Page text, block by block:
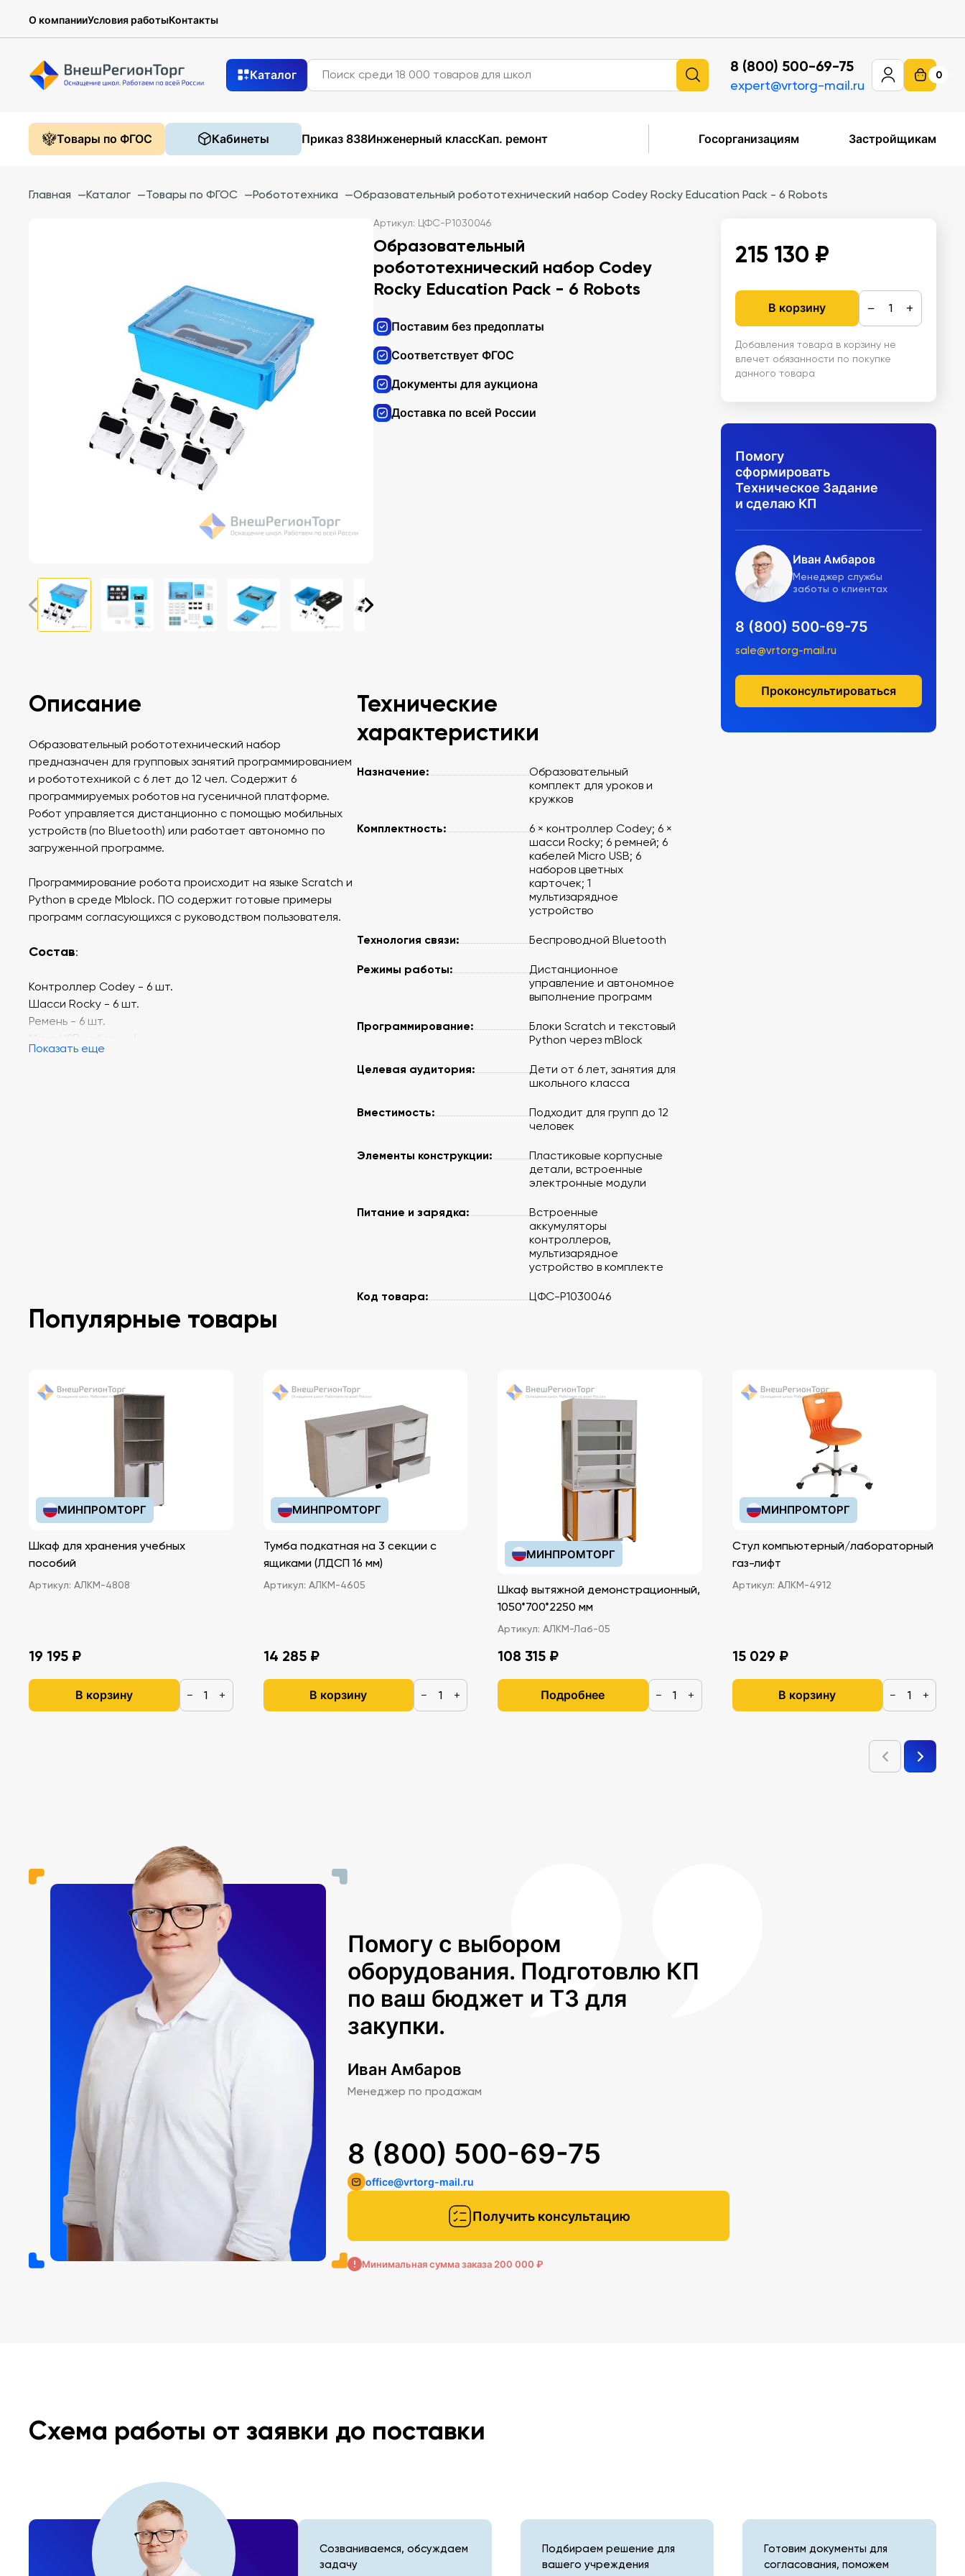
О компанииУсловия работыКонтакты
Каталог 8 (800) 500-69-75
expert@vrtorg-mail.ru
0
Товары по ФГОС Кабинеты Приказ 838Инженерный классКап. ремонт Госорганизациям Застройщикам
Главная —Каталог —Товары по ФГОС —Робототехника —Образовательный робототехнический набор Codey Rocky Education Pack - 6 Robots
Артикул: ЦФС-P1030046
Образовательный
робототехнический набор Codey
Rocky Education Pack - 6 Robots
Поставим без предоплаты
Соответствует ФГОС
Документы для аукциона
Доставка по всей России
215 130 ₽
В корзину − +
Добавления товара в корзину не
влечет обязанности по покупке
данного товара
Помогу
сформировать
Техническое Задание
и сделаю КП
Иван Амбаров
Менеджер службы
заботы о клиентах
8 (800) 500-69-75
sale@vrtorg-mail.ru
Проконсультироваться
Описание
Образовательный робототехнический набор
предназначен для групповых занятий программированием
и робототехникой с 6 лет до 12 чел. Содержит 6
программируемых роботов на гусеничной платформе.
Робот управляется дистанционно с помощью мобильных
устройств (по Bluetooth) или работает автономно по
загруженной программе.
Программирование робота происходит на языке Scratch и
Python в среде Mblock. ПО содержит готовые примеры
программ согласующихся с руководством пользователя.
Состав:
Контроллер Codey - 6 шт.
Шасси Rocky - 6 шт.
Ремень - 6 шт.
Micro USB кабель - 6 шт.
Набор с цветными карточками - 6 шт.
Показать еще
Технические
характеристики
Назначение:
Образовательный
комплект для уроков и
кружков
Комплектность:
6 × контроллер Codey; 6 ×
шасси Rocky; 6 ремней; 6
кабелей Micro USB; 6
наборов цветных
карточек; 1
мультизарядное
устройство
Технология связи: Беспроводной Bluetooth
Режимы работы:
Дистанционное
управление и автономное
выполнение программ
Программирование:
Блоки Scratch и текстовый
Python через mBlock
Целевая аудитория:
Дети от 6 лет, занятия для
школьного класса
Вместимость:
Подходит для групп до 12
человек
Элементы конструкции:
Пластиковые корпусные
детали, встроенные
электронные модули
Питание и зарядка:
Встроенные
аккумуляторы
контроллеров,
мультизарядное
устройство в комплекте
Код товара: ЦФС-P1030046
Популярные товары
МИНПРОМТОРГ
Шкаф для хранения учебных
пособий
Артикул: АЛКМ-4808
19 195 ₽
В корзину − +
МИНПРОМТОРГ
Тумба подкатная на 3 секции с
ящиками (ЛДСП 16 мм)
Артикул: АЛКМ-4605
14 285 ₽
В корзину − +
МИНПРОМТОРГ
Шкаф вытяжной демонстрационный,
1050*700*2250 мм
Артикул: АЛКМ-Лаб-05
108 315 ₽
Подробнее − +
МИНПРОМТОРГ
Стул компьютерный/лабораторный
газ-лифт
Артикул: АЛКМ-4912
15 029 ₽
В корзину − +
Помогу с выбором
оборудования. Подготовлю КП
по ваш бюджет и ТЗ для
закупки.
Иван Амбаров
Менеджер по продажам
Получить консультацию
8 (800) 500-69-75
office@vrtorg-mail.ru
Минимальная сумма заказа 200 000 ₽
Схема работы от заявки до поставки
Созваниваемся, обсуждаем
задачу
Подбираем решение для
вашего учреждения
Готовим документы для
согласования, поможем